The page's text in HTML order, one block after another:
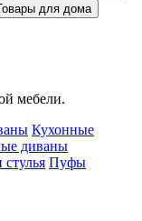
для дома
мебели.
Кухонные
диваны
Пуфы